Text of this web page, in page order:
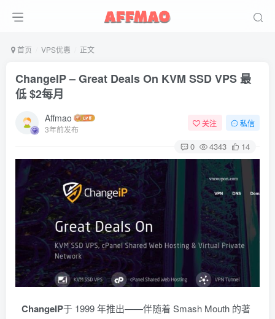
首页 VPS优惠 正文
ChangeIP – Great Deals On KVM SSD VPS 最
低 $2每月
Affmao
3年前发布
关注 私信
0 4343 14
ChangeIP于 1999 年推出——伴随着 Smash Mouth 的著